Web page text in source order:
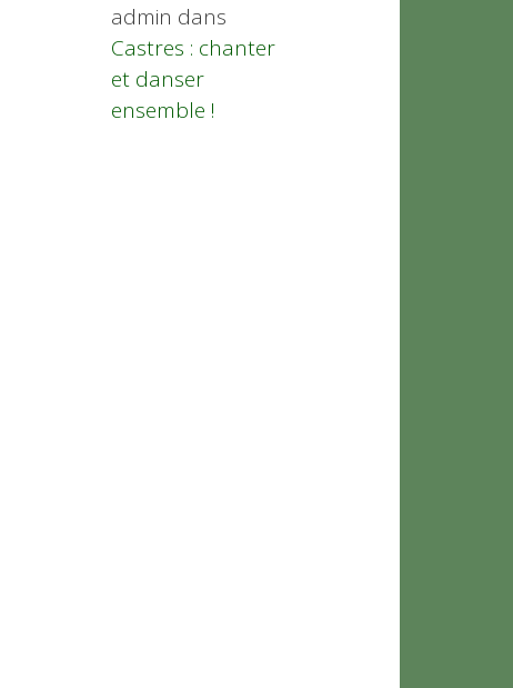
admin dans
Castres : chanter
et danser
ensemble !